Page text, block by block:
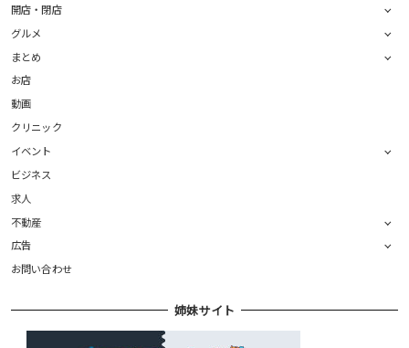
開店・閉店
グルメ
まとめ
お店
動画
クリニック
イベント
ビジネス
求人
不動産
広告
お問い合わせ
姉妹サイト